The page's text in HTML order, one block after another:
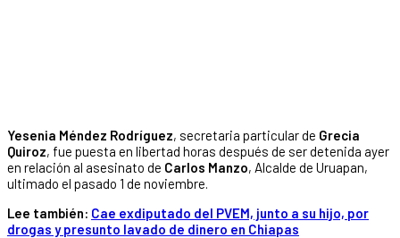
Yesenia Méndez Rodríguez, secretaria particular de Grecia
Quiroz, fue puesta en libertad horas después de ser detenida ayer
en relación al asesinato de Carlos Manzo, Alcalde de Uruapan,
ultimado el pasado 1 de noviembre.
Lee también: Cae exdiputado del PVEM, junto a su hijo, por
drogas y presunto lavado de dinero en Chiapas